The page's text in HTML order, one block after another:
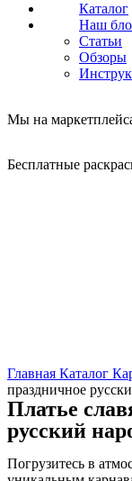
Каталог
Наш
Статьи
Обзоры
Мы на
Бесплатные
Главная Каталог
праздничное
Платье
русский
Погрузитесь в